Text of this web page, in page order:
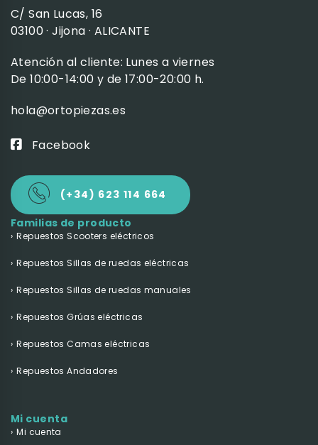
C/ San Lucas, 16
03100 · Jijona · ALICANTE
Atención al cliente: Lunes a viernes
De 10:00-14:00 y de 17:00-20:00 h.
hola@ortopiezas.es
Facebook
(+34) 623 114 664
Familias de producto
Repuestos Scooters eléctricos
Repuestos Sillas de ruedas eléctricas
Repuestos Sillas de ruedas manuales
Repuestos Grúas eléctricas
Repuestos Camas eléctricas
Repuestos Andadores
Mi cuenta
Mi cuenta